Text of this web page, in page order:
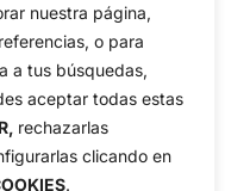
nuestra página,
o para
a tus búsquedas,
aceptar todas estas
rechazarlas
clicando en
.
por